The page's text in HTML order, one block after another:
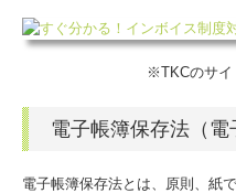
※TKCのサイ
電子帳簿保存法（電
電子帳簿保存法とは、原則、紙